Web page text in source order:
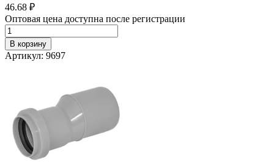
46.68 ₽
Оптовая цена доступна после регистрации
В корзину
Артикул: 9697